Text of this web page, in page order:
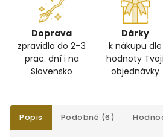
Doprava
zpravidla do 2–3
prac. dní i na
Slovensko
Dárky
k nákupu dle
hodnoty
objednávky
Popis Podobné (6)